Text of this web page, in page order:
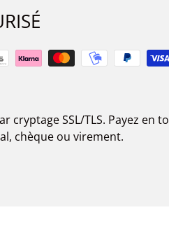
cryptage SSL/TLS. Payez en
chèque ou virement.